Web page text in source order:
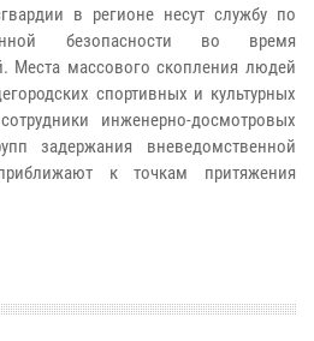
в регионе несут службу по
безопасности во время
Места массового скопления людей
спортивных и культурных
инженерно-досмотровых
задержания вневедомственной
к точкам притяжения